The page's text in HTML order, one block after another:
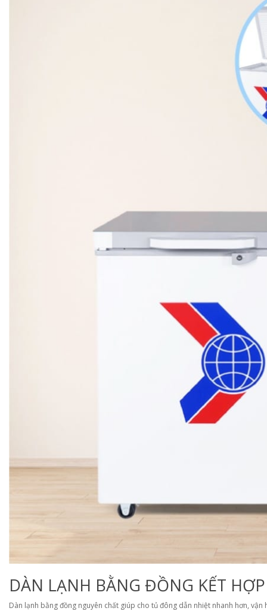
DÀN LẠNH BẰNG ĐỒNG KẾT
Dàn lạnh bằng đồng nguyên chất giúp cho tủ đông dẫn nhiệt nhanh hơn,